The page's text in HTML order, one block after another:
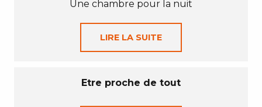
Une chambre pour la nuit
LIRE LA SUITE
Etre proche de tout